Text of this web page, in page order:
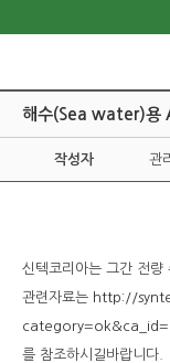
해수(Sea water)용
작성자 관
신텍코리아는 그간 전
관련자료는 http://
를 참조하시길바랍니다.